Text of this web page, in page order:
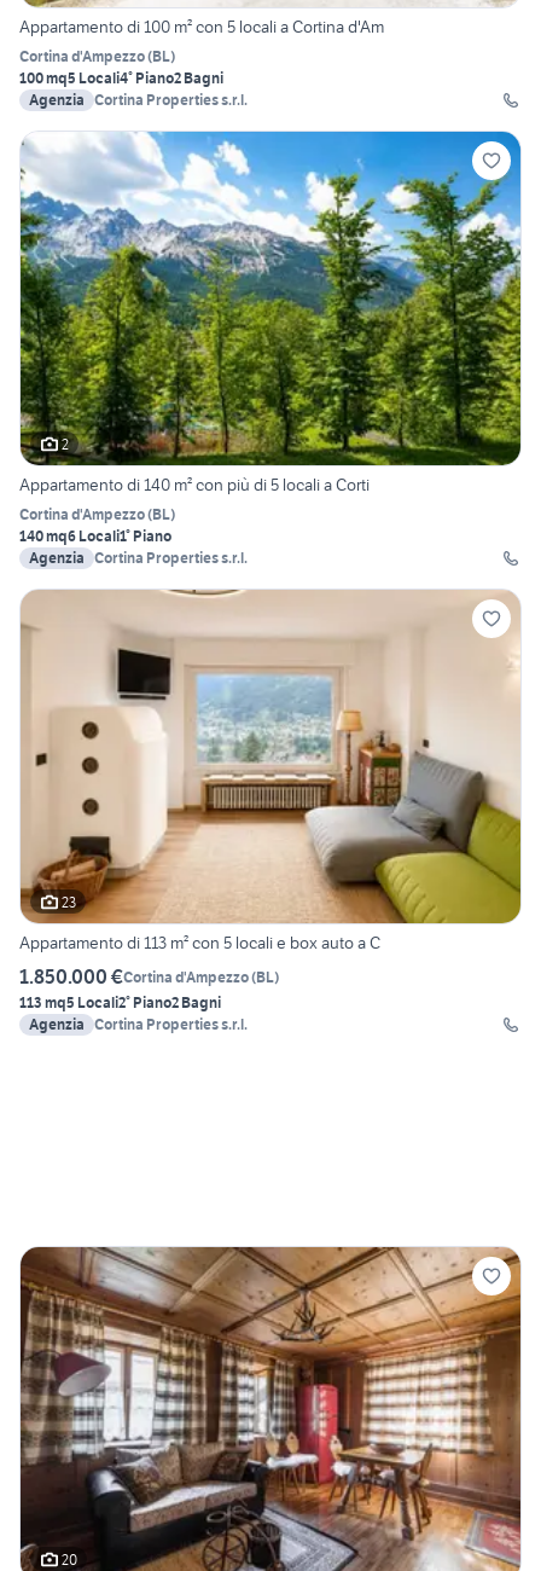
Appartamento di 100 m² con 5 locali a Cortina d'Am
Cortina d'Ampezzo(BL)
100 mq5 Locali4° Piano2 Bagni
Agenzia Cortina Properties s.r.l.
2
Appartamento di 140 m² con più di 5 locali a Corti
Cortina d'Ampezzo(BL)
140 mq6 Locali1° Piano
Agenzia Cortina Properties s.r.l.
23
Appartamento di 113 m² con 5 locali e box auto a C
1.850.000 €Cortina d'Ampezzo(BL)
113 mq5 Locali2° Piano2 Bagni
Agenzia Cortina Properties s.r.l.
20